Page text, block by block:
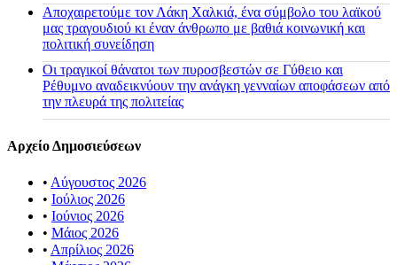
Αποχαιρετούμε τον Λάκη Χαλκιά, ένα σύμβολο του λαϊκού
μας τραγουδιού κι έναν άνθρωπο με βαθιά κοινωνική και
πολιτική συνείδηση
Οι τραγικοί θάνατοι των πυροσβεστών σε Γύθειο και
Ρέθυμνο αναδεικνύουν την ανάγκη γενναίων αποφάσεων από
την πλευρά της πολιτείας
Αρχείο Δημοσιεύσεων
• Αύγουστος 2026
• Ιούλιος 2026
• Ιούνιος 2026
• Μάιος 2026
• Απρίλιος 2026